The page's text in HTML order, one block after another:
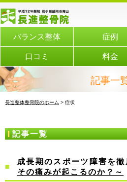
バランス整体 症例
口コミ 料金
記事一
長進整体整骨院のホーム > 症状
記事一覧
成長期のスポーツ障害を徹
その痛みが起こるのか？～